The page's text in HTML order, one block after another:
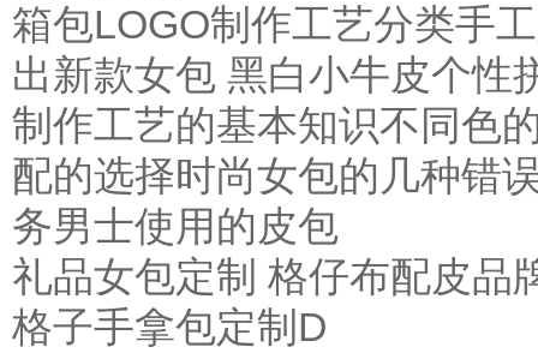
箱包LOGO制作工艺分类手
出新款女包 黑白小牛皮个性
制作工艺的基本知识不同色
配的选择时尚女包的几种错
务男士使用的皮包
礼品女包定制 格仔布配皮
格子手拿包定制D